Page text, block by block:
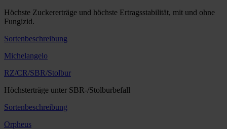
Höchste Zuckererträge und höchste Ertragsstabilität, mit und ohne
Fungizid.
Sortenbeschreibung
Michelangelo
RZ/CR/SBR/Stolbur
Höchsterträge unter SBR-/Stolburbefall
Sortenbeschreibung
Orpheus